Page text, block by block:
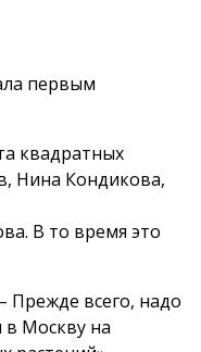
первым
квадратных
Нина Кондикова,
В то время это
Прежде всего, надо
в Москву на